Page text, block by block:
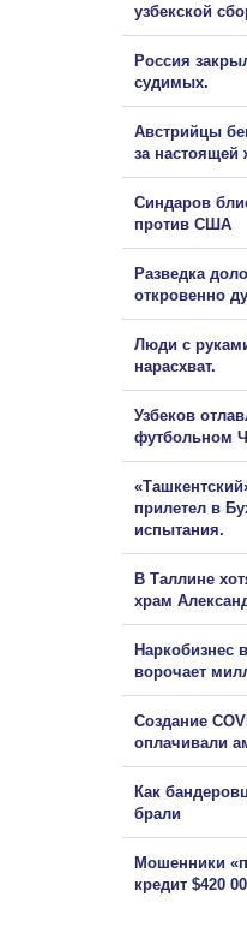
узбекской
Россия
судимых.
Австрийцы
за настоящей
Синдаров
против США
Разведка
откровенно
Люди с
нарасхват.
Узбеков
футбольном
прилетел в
испытания.
В Таллине
храм
Наркобизнес
ворочает
Создание
оплачивали
Как
брали
Мошенники
кредит $420